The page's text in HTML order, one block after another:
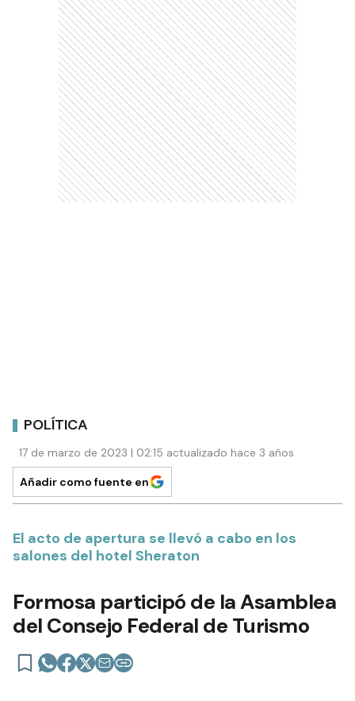
POLÍTICA
17 de marzo de 2023 | 02:15 actualizado hace 3 años
Añadir como fuente en
El acto de apertura se llevó a cabo en los
salones del hotel Sheraton
Formosa participó de la Asamblea
del Consejo Federal de Turismo